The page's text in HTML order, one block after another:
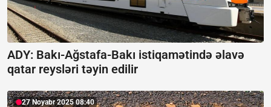
ADY: Bakı-Ağstafa-Bakı istiqamətində əlavə
qatar reysləri təyin edilir
27 Noyabr 2025 08:40